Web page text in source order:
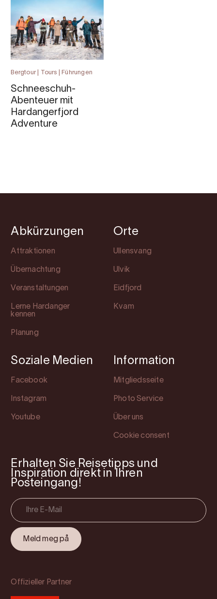
Bergtour | Tours | Führungen
Schneeschuh-
Abenteuer mit
Hardangerfjord
Adventure
Abkürzungen
Attraktionen
Übernachtung
Veranstaltungen
Lerne Hardanger
kennen
Planung
Orte
Ullensvang
Ulvik
Eidfjord
Kvam
Soziale Medien
Facebook
Instagram
Youtube
Information
Mitgliedsseite
Photo Service
Über uns
Cookie consent
Erhalten Sie Reisetipps und
Inspiration direkt in Ihren
Posteingang!
Offizieller Partner